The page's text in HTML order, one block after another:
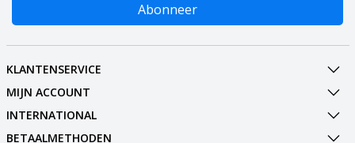
Abonneer
KLANTENSERVICE
MIJN ACCOUNT
INTERNATIONAL
BETAALMETHODEN